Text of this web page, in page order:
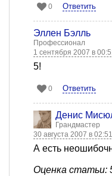
0 Ответить
Эллен Бэлль
Профессионал
1 сентября 2007 в
5!
0 Ответить
Денис
Грандмастер
30 августа 2007 в 02:51
А есть
Оценка статьи: